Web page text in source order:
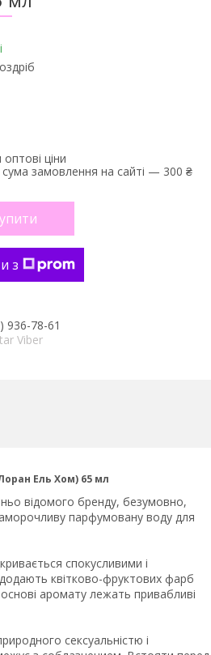
ціни
сума замовлення на сайті — 300 ₴
з
936-78-61
Viber
Ель Хом) 65 мл
відомого бренду, безумовно,
парфумовану воду для
спокусливими і
квітково-фруктових фарб
аромату лежать привабливі
сексуальністю і